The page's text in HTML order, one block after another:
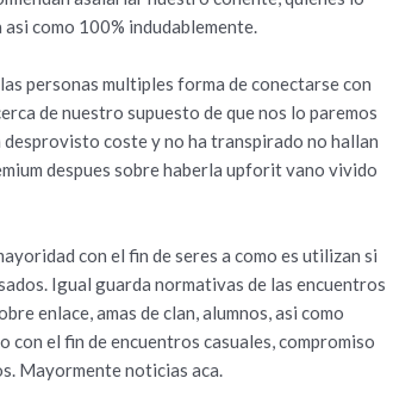
como 100% indudablemente.
personas multiples forma de conectarse con
de nuestro supuesto de que nos lo paremos
coste y no ha transpirado no hallan
despues sobre haberla upforit vano vivido
con el fin de seres a como es utilizan si
Igual guarda normativas de las encuentros
enlace, amas de clan, alumnos, asi­ como
el fin de encuentros casuales, compromiso
Mayormente noticias aca.